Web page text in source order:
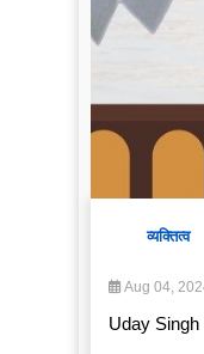
व्यक्तित्व
Aug 04,
Uday Singh